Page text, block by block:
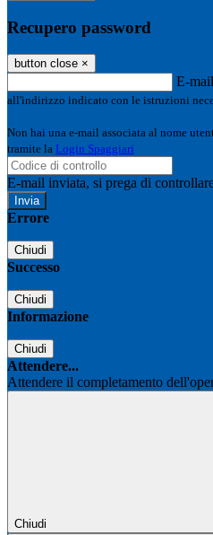
Recupero password
button close ×
E-mail
all'indirizzo indicato con le istruzioni
Non hai una e-mail associata al nome
tramite la Login Spaggiari
E-mail inviata, si prega di
Errore
Chiudi
Successo
Chiudi
Informazione
Chiudi
Attendere...
Attendere il completamento
Chiudi